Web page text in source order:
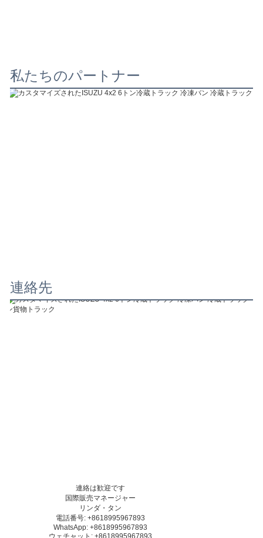
私たちのパートナー
連絡先
連絡は歓迎です
国際販売マネージャー
リンダ・タン
電話番号: +8618995967893
WhatsApp: +8618995967893
ウェチャット: +8618995967893